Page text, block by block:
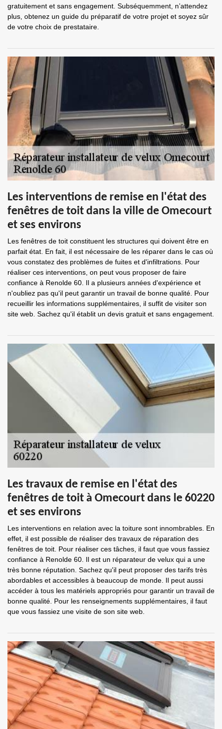
gratuitement et sans engagement. Subséquemment, n’attendez
plus, obtenez un guide du préparatif de votre projet et soyez sûr
de votre choix de prestataire.
Les interventions de remise en l'état des
fenêtres de toit dans la ville de Omecourt
et ses environs
Les fenêtres de toit constituent les structures qui doivent être en
parfait état. En fait, il est nécessaire de les réparer dans le cas où
vous constatez des problèmes de fuites et d'infiltrations. Pour
réaliser ces interventions, on peut vous proposer de faire
confiance à Renolde 60. Il a plusieurs années d'expérience et
n'oubliez pas qu'il peut garantir un travail de bonne qualité. Pour
recueillir les informations supplémentaires, il suffit de visiter son
site web. Sachez qu'il établit un devis gratuit et sans engagement.
Les travaux de remise en l'état des
fenêtres de toit à Omecourt dans le 60220
et ses environs
Les interventions en relation avec la toiture sont innombrables. En
effet, il est possible de réaliser des travaux de réparation des
fenêtres de toit. Pour réaliser ces tâches, il faut que vous fassiez
confiance à Renolde 60. Il est un réparateur de velux qui a une
très bonne réputation. Sachez qu'il peut proposer des tarifs très
abordables et accessibles à beaucoup de monde. Il peut aussi
accéder à tous les matériels appropriés pour garantir un travail de
bonne qualité. Pour les renseignements supplémentaires, il faut
que vous fassiez une visite de son site web.